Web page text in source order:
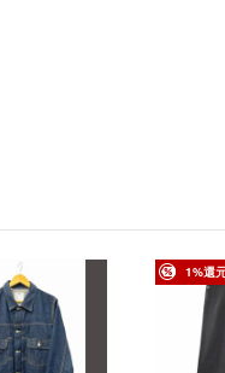
1%還